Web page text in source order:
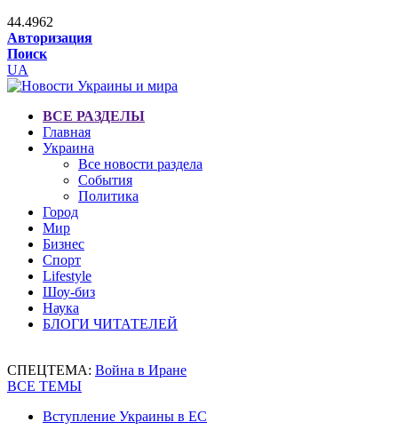
44.4962
Авторизация
Поиск
UA
ВСЕ РАЗДЕЛЫ
Главная
Украина
Все новости раздела
События
Политика
Город
Мир
Бизнес
Спорт
Lifestyle
Шоу-биз
Наука
БЛОГИ ЧИТАТЕЛЕЙ
СПЕЦТЕМА: Война в Иране
ВСЕ ТЕМЫ
Вступление Украины в ЕС